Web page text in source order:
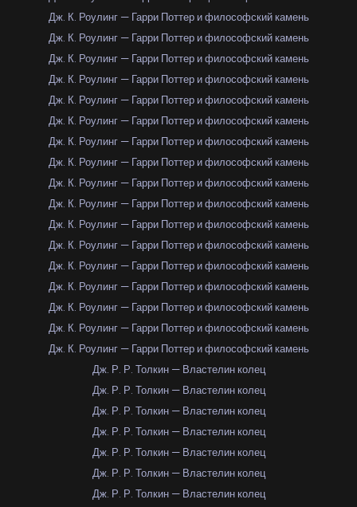
Дж. К. Роулинг — Гарри Поттер и философский камень
Дж. К. Роулинг — Гарри Поттер и философский камень
Дж. К. Роулинг — Гарри Поттер и философский камень
Дж. К. Роулинг — Гарри Поттер и философский камень
Дж. К. Роулинг — Гарри Поттер и философский камень
Дж. К. Роулинг — Гарри Поттер и философский камень
Дж. К. Роулинг — Гарри Поттер и философский камень
Дж. К. Роулинг — Гарри Поттер и философский камень
Дж. К. Роулинг — Гарри Поттер и философский камень
Дж. К. Роулинг — Гарри Поттер и философский камень
Дж. К. Роулинг — Гарри Поттер и философский камень
Дж. К. Роулинг — Гарри Поттер и философский камень
Дж. К. Роулинг — Гарри Поттер и философский камень
Дж. К. Роулинг — Гарри Поттер и философский камень
Дж. К. Роулинг — Гарри Поттер и философский камень
Дж. К. Роулинг — Гарри Поттер и философский камень
Дж. К. Роулинг — Гарри Поттер и философский камень
Дж. Р. Р. Толкин — Властелин колец
Дж. Р. Р. Толкин — Властелин колец
Дж. Р. Р. Толкин — Властелин колец
Дж. Р. Р. Толкин — Властелин колец
Дж. Р. Р. Толкин — Властелин колец
Дж. Р. Р. Толкин — Властелин колец
Дж. Р. Р. Толкин — Властелин колец